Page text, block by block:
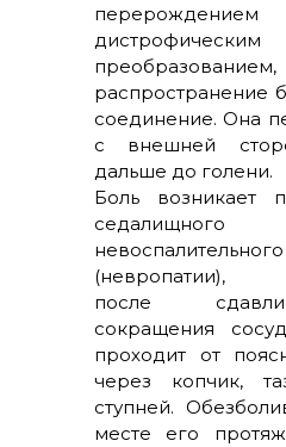
дистрофическим
распространение
соединение. Она
с внешней
дальше до голени.
Боль возникает
(невропатии),
после
сокращения
проходит от
через копчик,
ступней.
месте его